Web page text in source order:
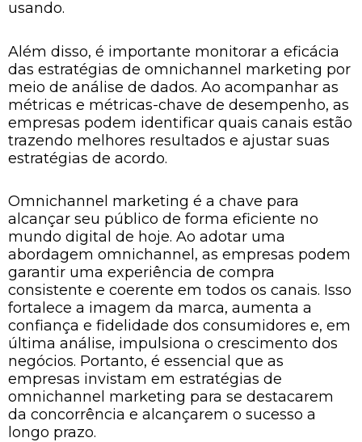
usando.
Além disso, é importante monitorar a eficácia
das estratégias de omnichannel marketing por
meio de análise de dados. Ao acompanhar as
métricas e métricas-chave de desempenho, as
empresas podem identificar quais canais estão
trazendo melhores resultados e ajustar suas
estratégias de acordo.
Omnichannel marketing é a chave para
alcançar seu público de forma eficiente no
mundo digital de hoje. Ao adotar uma
abordagem omnichannel, as empresas podem
garantir uma experiência de compra
consistente e coerente em todos os canais. Isso
fortalece a imagem da marca, aumenta a
confiança e fidelidade dos consumidores e, em
última análise, impulsiona o crescimento dos
negócios. Portanto, é essencial que as
empresas invistam em estratégias de
omnichannel marketing para se destacarem
da concorrência e alcançarem o sucesso a
longo prazo.